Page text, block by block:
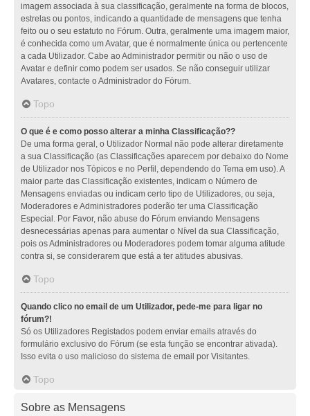
imagem associada à sua classificação, geralmente na forma de blocos,
estrelas ou pontos, indicando a quantidade de mensagens que tenha
feito ou o seu estatuto no Fórum. Outra, geralmente uma imagem maior,
é conhecida como um Avatar, que é normalmente única ou pertencente
a cada Utilizador. Cabe ao Administrador permitir ou não o uso de
Avatar e definir como podem ser usados. Se não conseguir utilizar
Avatares, contacte o Administrador do Fórum.
Topo
O que é e como posso alterar a minha Classificação??
De uma forma geral, o Utilizador Normal não pode alterar diretamente
a sua Classificação (as Classificações aparecem por debaixo do Nome
de Utilizador nos Tópicos e no Perfil, dependendo do Tema em uso). A
maior parte das Classificação existentes, indicam o Número de
Mensagens enviadas ou indicam certo tipo de Utilizadores, ou seja,
Moderadores e Administradores poderão ter uma Classificação
Especial. Por Favor, não abuse do Fórum enviando Mensagens
desnecessárias apenas para aumentar o Nível da sua Classificação,
pois os Administradores ou Moderadores podem tomar alguma atitude
contra si, se considerarem que está a ter atitudes abusivas.
Topo
Quando clico no email de um Utilizador, pede-me para ligar no
fórum?!
Só os Utilizadores Registados podem enviar emails através do
formulário exclusivo do Fórum (se esta função se encontrar ativada).
Isso evita o uso malicioso do sistema de email por Visitantes.
Topo
Sobre as Mensagens